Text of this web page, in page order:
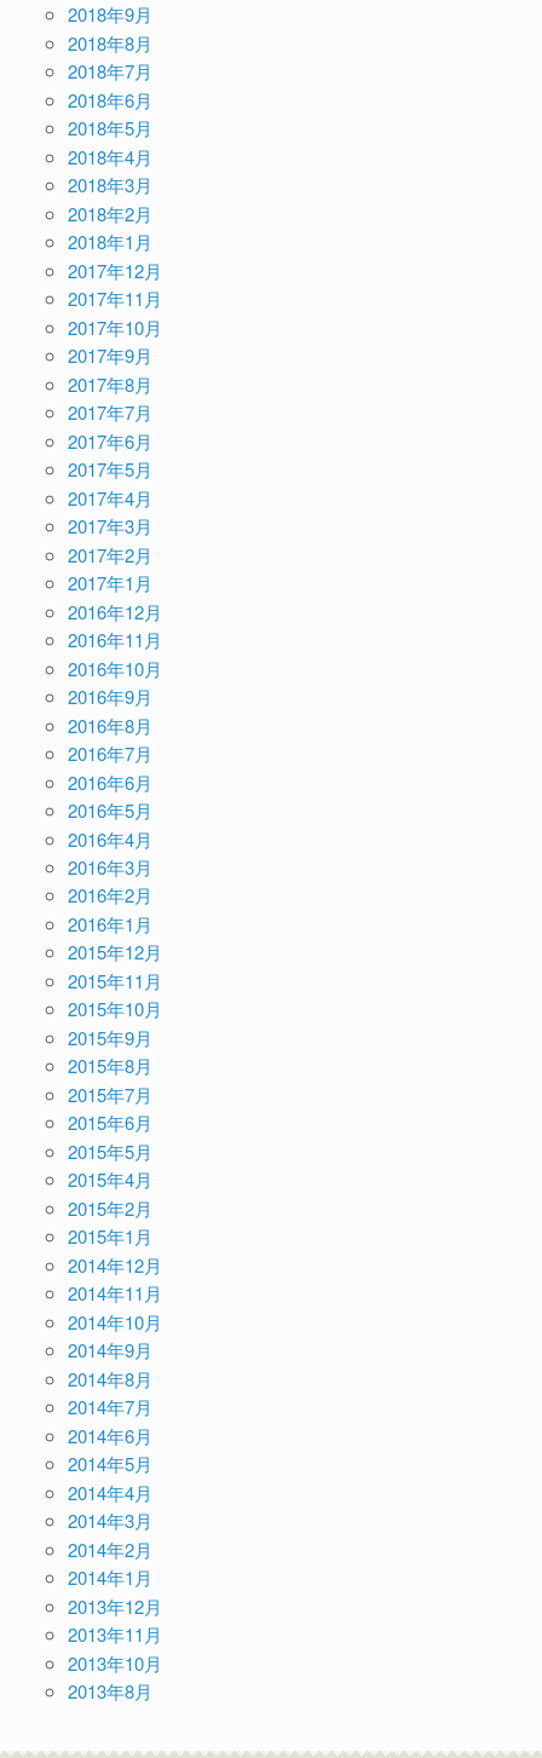
2018年9月
2018年8月
2018年7月
2018年6月
2018年5月
2018年4月
2018年3月
2018年2月
2018年1月
2017年12月
2017年11月
2017年10月
2017年9月
2017年8月
2017年7月
2017年6月
2017年5月
2017年4月
2017年3月
2017年2月
2017年1月
2016年12月
2016年11月
2016年10月
2016年9月
2016年8月
2016年7月
2016年6月
2016年5月
2016年4月
2016年3月
2016年2月
2016年1月
2015年12月
2015年11月
2015年10月
2015年9月
2015年8月
2015年7月
2015年6月
2015年5月
2015年4月
2015年2月
2015年1月
2014年12月
2014年11月
2014年10月
2014年9月
2014年8月
2014年7月
2014年6月
2014年5月
2014年4月
2014年3月
2014年2月
2014年1月
2013年12月
2013年11月
2013年10月
2013年8月